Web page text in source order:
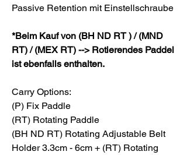
Passive Retention mit Einstellschraube
*Beim Kauf von (BH ND RT ) / (MND
RT) / (MEX RT) --> Rotierendes Paddel
ist ebenfalls enthalten.
Carry Options:
(P) Fix Paddle
(RT) Rotating Paddle
(BH ND RT) Rotating Adjustable Belt
Holder 3.3cm - 6cm + (RT) Rotating